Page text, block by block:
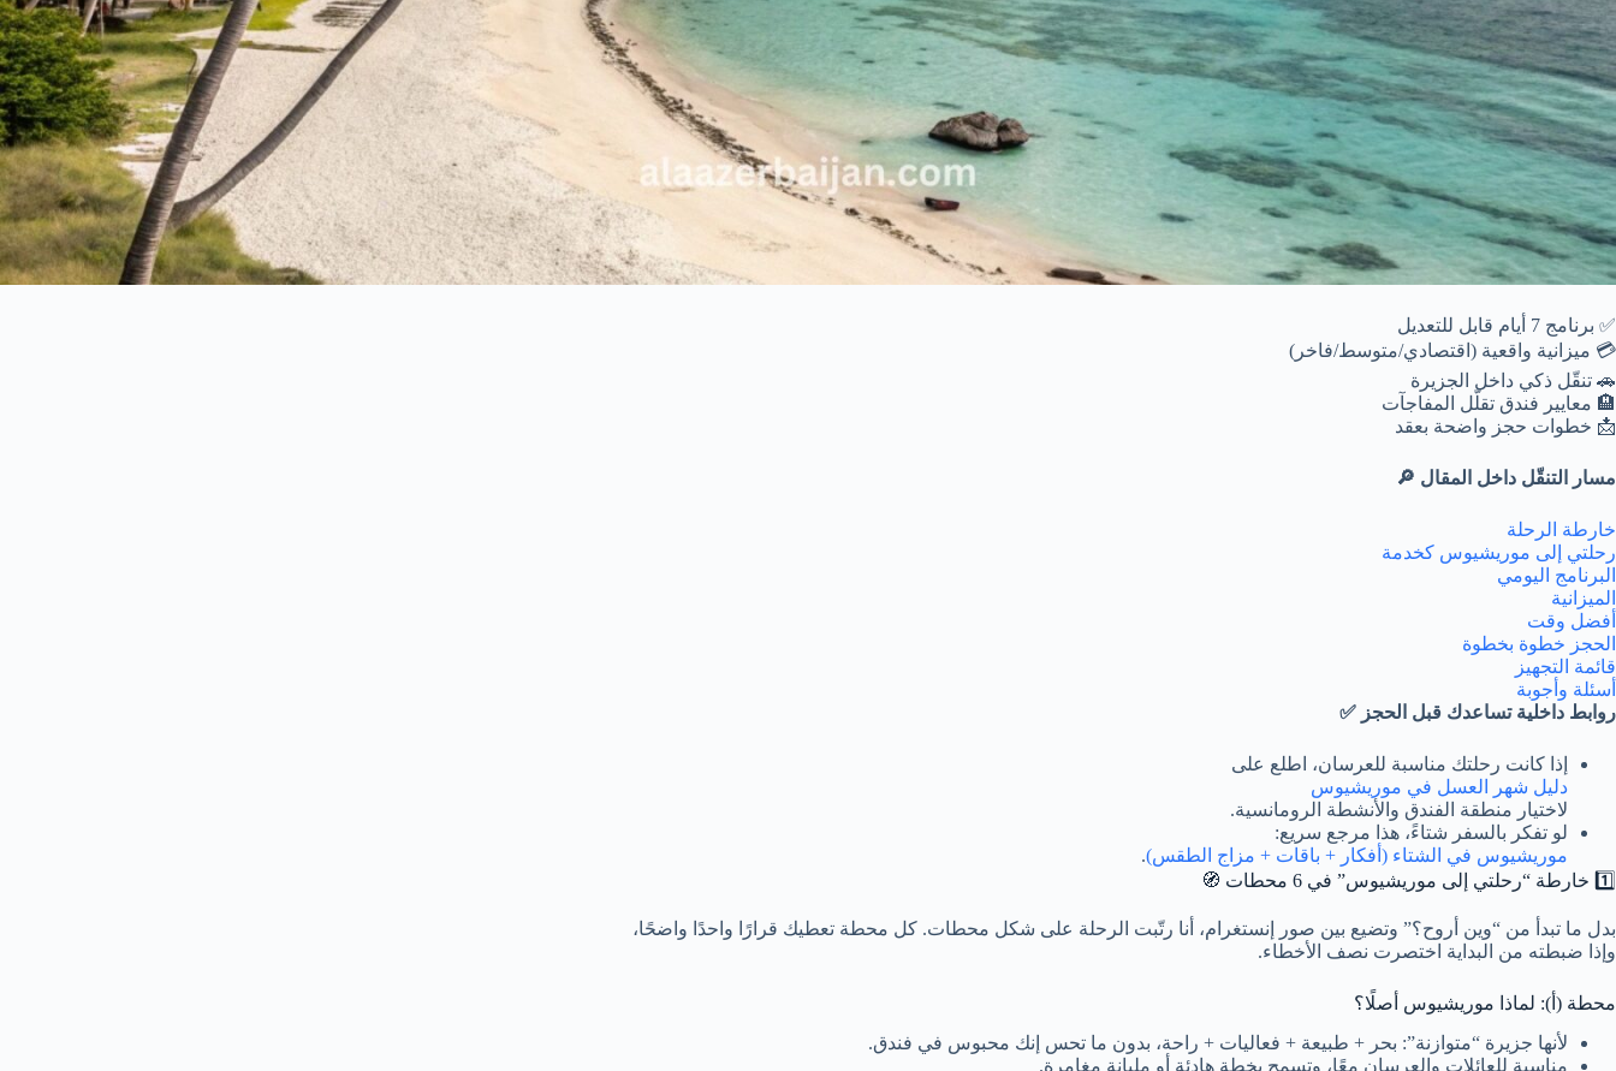
✅ برنامج 7 أيام قابل للتعديل
💳 ميزانية واقعية (اقتصادي/متوسط/فاخر)
🚗 تنقّل ذكي داخل الجزيرة
🏨 معايير فندق تقلّل المفاجآت
📩 خطوات حجز واضحة بعقد
مسار التنقّل داخل المقال 🔎
خارطة الرحلة
رحلتي إلى موريشيوس كخدمة
البرنامج اليومي
الميزانية
أفضل وقت
الحجز خطوة بخطوة
قائمة التجهيز
أسئلة وأجوبة
روابط داخلية تساعدك قبل الحجز ✅
إذا كانت رحلتك مناسبة للعرسان، اطلع على
دليل شهر العسل في موريشيوس
لاختيار منطقة الفندق والأنشطة الرومانسية.
لو تفكر بالسفر شتاءً، هذا مرجع سريع:
موريشيوس في الشتاء (أفكار + باقات + مزاج الطقس).
1️⃣ خارطة “رحلتي إلى موريشيوس” في 6 محطات 🧭
بدل ما تبدأ من “وين أروح؟” وتضيع بين صور إنستغرام، أنا رتّبت الرحلة على شكل محطات. كل محطة تعطيك قرارًا واحدًا واضحًا،
وإذا ضبطته من البداية اختصرت نصف الأخطاء.
محطة (أ): لماذا موريشيوس أصلًا؟
لأنها جزيرة “متوازنة”: بحر + طبيعة + فعاليات + راحة، بدون ما تحس إنك محبوس في فندق.
مناسبة للعائلات والعرسان معًا، وتسمح بخطة هادئة أو مليانة مغامرة.